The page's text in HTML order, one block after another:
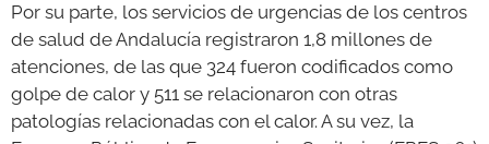
Por su parte, los servicios de urgencias de los centros
de salud de Andalucía registraron 1,8 millones de
atenciones, de las que 324 fueron codificados como
golpe de calor y 511 se relacionaron con otras
patologías relacionadas con el calor. A su vez, la